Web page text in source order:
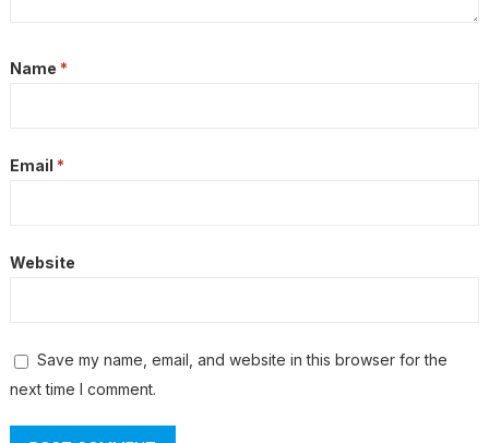
Name *
Email *
Website
Save my name, email, and website in this browser for the
next time I comment.